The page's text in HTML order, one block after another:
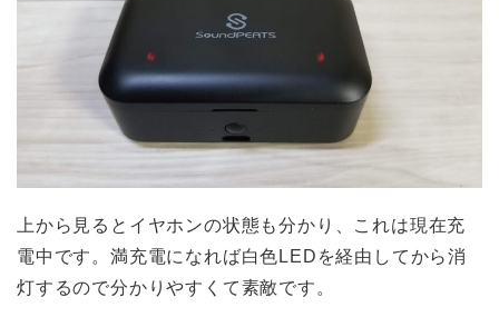
上から見るとイヤホンの状態も分かり、これは現在充
電中です。満充電になれば白色LEDを経由してから消
灯するので分かりやすくて素敵です。